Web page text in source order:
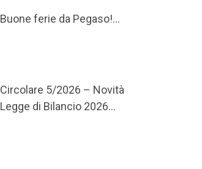
Buone ferie da Pegaso!...
Circolare 5/2026 – Novità
Legge di Bilancio 2026...